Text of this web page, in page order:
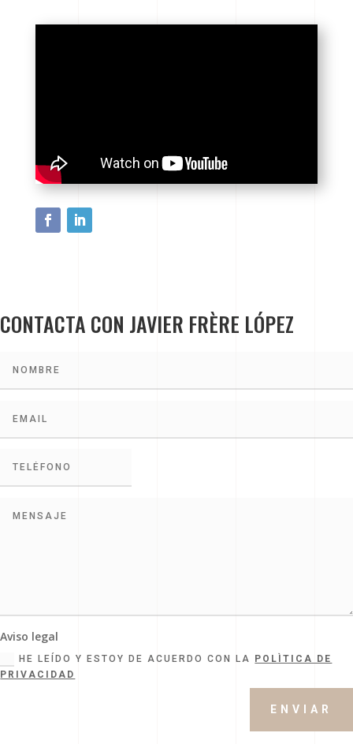
CONTACTA CON JAVIER FRÈRE LÓPEZ
Aviso legal
HE LEÍDO Y ESTOY DE ACUERDO CON LA
POLÌTICA DE
PRIVACIDAD
ENVIAR